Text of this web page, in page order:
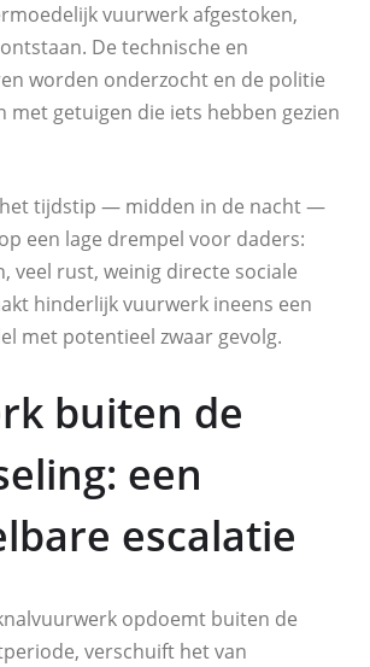
vuurwerk afgestoken,
De technische en
worden onderzocht en de politie
met getuigen die iets hebben gezien
tijdstip — midden in de nacht —
een lage drempel voor daders:
veel rust, weinig directe sociale
hinderlijk vuurwerk ineens een
met potentieel zwaar gevolg.
buiten de
een
escalatie
opdoemt buiten de
verschuift het van